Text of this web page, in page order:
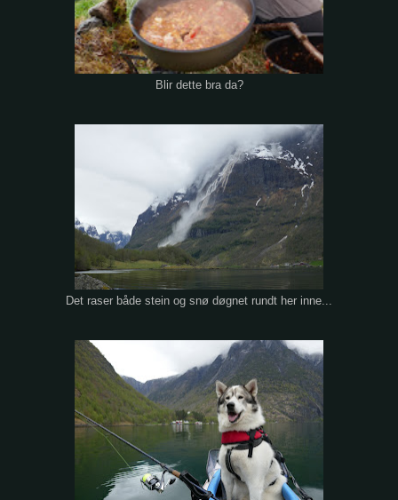
Blir dette bra da?
Det raser både stein og snø døgnet rundt her inne...